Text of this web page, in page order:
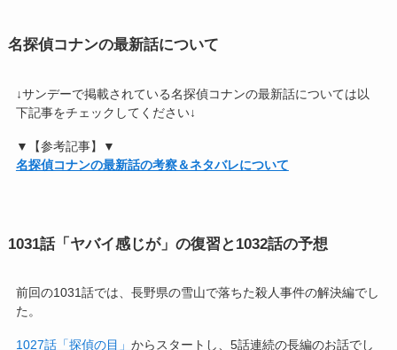
名探偵コナンの最新話について
↓サンデーで掲載されている名探偵コナンの最新話については以
下記事をチェックしてください↓
▼【参考記事】▼
名探偵コナンの最新話の考察＆ネタバレについて
1031話「ヤバイ感じが」の復習と1032話の予想
前回の1031話では、長野県の雪山で落ちた殺人事件の解決編でし
た。
1027話「探偵の目」 からスタートし、5話連続の長編のお話でし